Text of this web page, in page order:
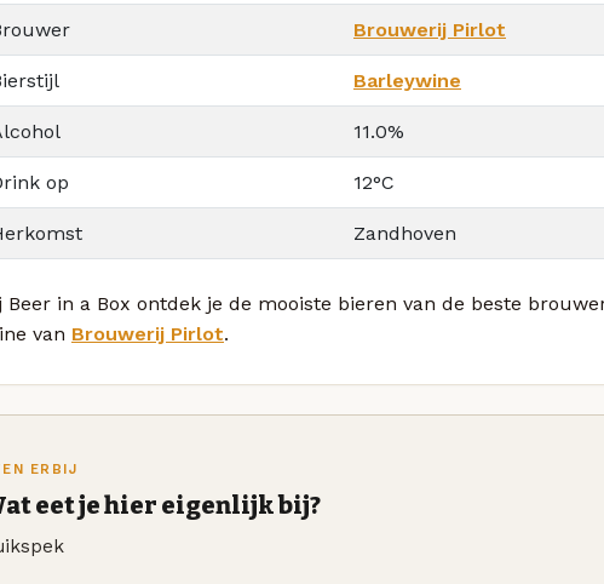
Brouwerij Pirlot
Barleywine
11.0%
op 12°C
Zandhoven
Beer in a Box ontdek je de mooiste bieren van de beste
van Brouwerij Pirlot.
ERBIJ
eet je hier eigenlijk bij?